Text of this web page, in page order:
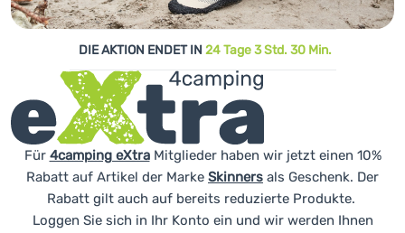
Isomatten
Ausrüstung
Kochen
Klettern
Ausrüstung
DIE AKTION ENDET IN 24 Tage 3 Std. 30 Min.
Für 4camping eXtra Mitglieder haben wir jetzt einen 10%
Rabatt auf Artikel der Marke Skinners als Geschenk. Der
Rabatt gilt auch auf bereits reduzierte Produkte.
Loggen Sie sich in Ihr Konto ein und wir werden Ihnen